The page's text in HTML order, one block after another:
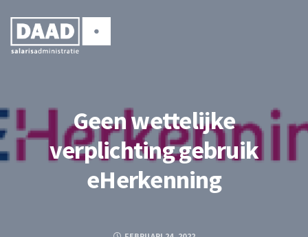
Geen wettelijke
verplichting gebruik
eHerkenning